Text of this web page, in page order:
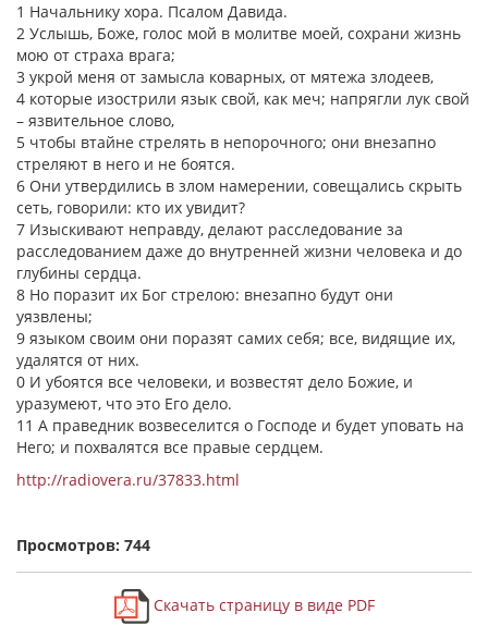
1 Начальнику хора. Псалом Давида.
2 Услышь, Боже, голос мой в молитве моей, сохрани жизнь
мою от страха врага;
3 укрой меня от замысла коварных, от мятежа злодеев,
4 которые изострили язык свой, как меч; напрягли лук свой
– язвительное слово,
5 чтобы втайне стрелять в непорочного; они внезапно
стреляют в него и не боятся.
6 Они утвердились в злом намерении, совещались скрыть
сеть, говорили: кто их увидит?
7 Изыскивают неправду, делают расследование за
расследованием даже до внутренней жизни человека и до
глубины сердца.
8 Но поразит их Бог стрелою: внезапно будут они
уязвлены;
9 языком своим они поразят самих себя; все, видящие их,
удалятся от них.
0 И убоятся все человеки, и возвестят дело Божие, и
уразумеют, что это Его дело.
11 А праведник возвеселится о Господе и будет уповать на
Него; и похвалятся все правые сердцем.
http://radiovera.ru/37833.html
Просмотров: 744
Скачать страницу в виде PDF